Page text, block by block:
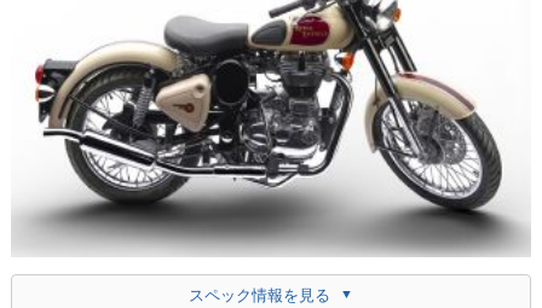
スペック情報を見る